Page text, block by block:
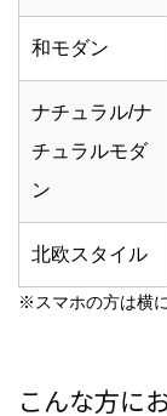
和モダン
ナチュラル/ナ
チュラルモダ
ン
北欧スタイル
※スマホの方は横
こんな方に